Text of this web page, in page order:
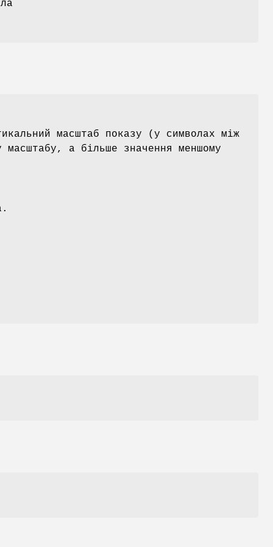
масштаб показу (у символах між
масштабу, а більше значення меншому